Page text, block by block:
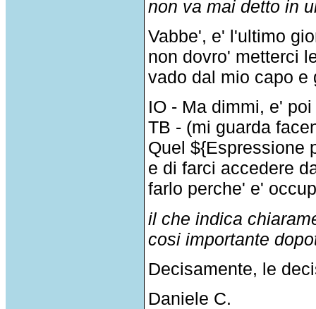
non va mai detto in
Vabbe', e' l'ultimo
non dovro' metterci
vado dal mio capo e
IO - Ma dimmi, e'
TB - (mi guarda
Quel ${Espressione
e di farci accedere
farlo perche' e'
il che indica
cosi importante
Decisamente, le
Daniele C.